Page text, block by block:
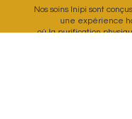
Nos soins Inipi sont
une expérience
où la purification